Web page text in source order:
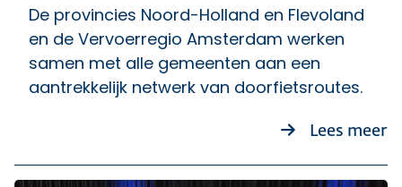
De provincies Noord-Holland en Flevoland
en de Vervoerregio Amsterdam werken
samen met alle gemeenten aan een
aantrekkelijk netwerk van doorfietsroutes.
Lees meer